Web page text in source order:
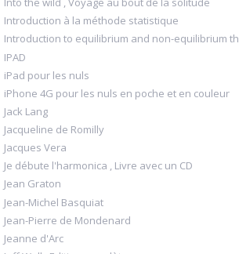
Introduction à la méthode statistique
Introduction to equilibrium and non-equilibrium th
IPAD
iPad pour les nuls
iPhone 4G pour les nuls en poche et en couleur
Jack Lang
Jacqueline de Romilly
Jacques Vera
Je débute l'harmonica , Livre avec un CD
Jean Graton
Jean-Michel Basquiat
Jean-Pierre de Mondenard
Jeanne d'Arc